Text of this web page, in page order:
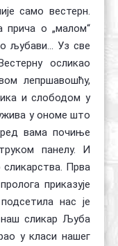
само вестерн.
прича о „малом“
љубави... Уз све
осликао
лепршавошћу,
и слободом у
у ономе што
вама почиње
панелу. И
Прва
приказује
нас је
наш сликар Љуба
у класи нашег